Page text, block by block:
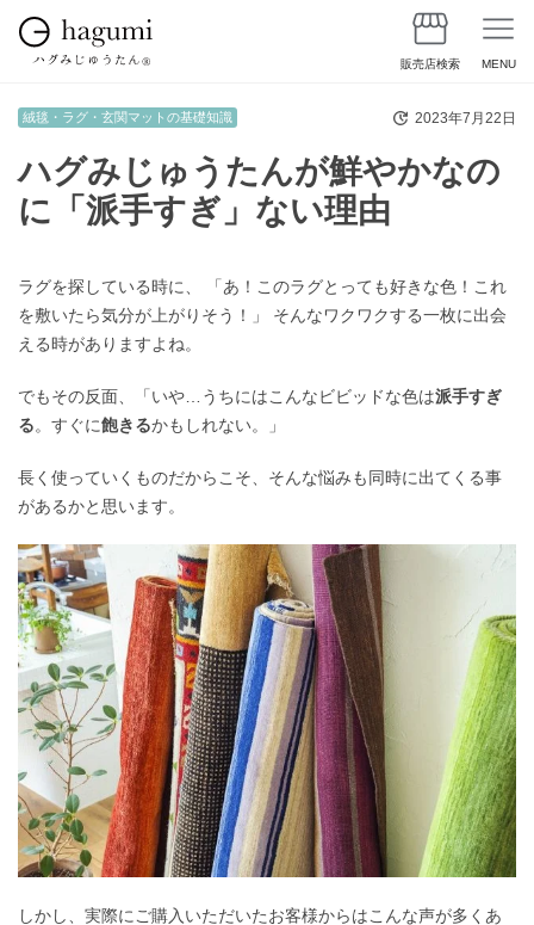
販売店検索 MENU
ハグみじゅうたんが鮮やかなの
に「派手すぎ」ない理由
絨毯・ラグ・玄関マットの基礎知識 2023年7月22日
ラグを探している時に、 「あ！このラグとっても好きな色！これ
を敷いたら気分が上がりそう！」 そんなワクワクする一枚に出会
える時がありますよね。
でもその反面、「いや…うちにはこんなビビッドな色は派手すぎ
る。すぐに飽きるかもしれない。」
長く使っていくものだからこそ、そんな悩みも同時に出てくる事
があるかと思います。
しかし、実際にご購入いただいたお客様からはこんな声が多くあ